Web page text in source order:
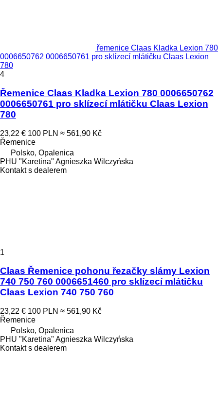
řemenice Claas Kladka Lexion 780
0006650762 0006650761 pro sklízecí mlátičku Claas Lexion
780
4
Řemenice Claas Kladka Lexion 780 0006650762
0006650761 pro sklízecí mlátičku Claas Lexion
780
23,22 € 100 PLN ≈ 561,90 Kč
Řemenice
Polsko, Opalenica
PHU "Karetina" Agnieszka Wilczyńska
Kontakt s dealerem
1
Claas Řemenice pohonu řezačky slámy Lexion
740 750 760 0006651460 pro sklízecí mlátičku
Claas Lexion 740 750 760
23,22 € 100 PLN ≈ 561,90 Kč
Řemenice
Polsko, Opalenica
PHU "Karetina" Agnieszka Wilczyńska
Kontakt s dealerem